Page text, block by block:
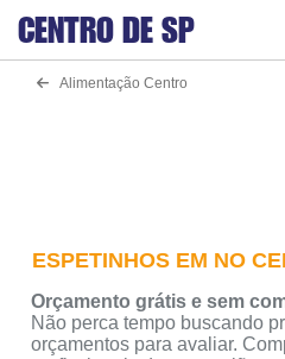
CENTRO DE SP
Alimentação Centro
ESPETINHOS EM NO
Orçamento grátis e sem
Não perca tempo buscando
orçamentos para avaliar.